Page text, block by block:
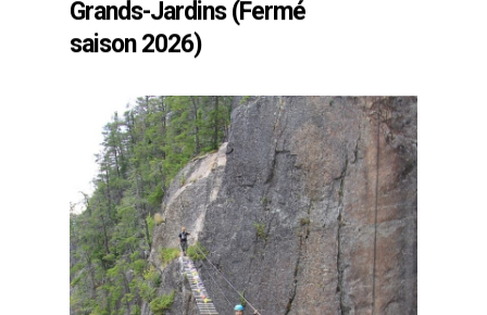
Grands-Jardins (Fermé
saison 2026)